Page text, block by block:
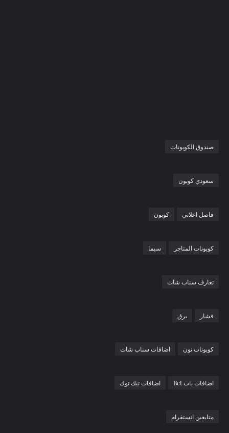
صندوق الكوبونات
سعودي كوبون
فاصل اعلاني كوبون
كوبونات المتاجر سيما
تعارف سناب شات
فشار برق
كوبونات نون اضافات سناب شات
اضافات بات Bet اضافات تيك توك
متابعين انستقرام